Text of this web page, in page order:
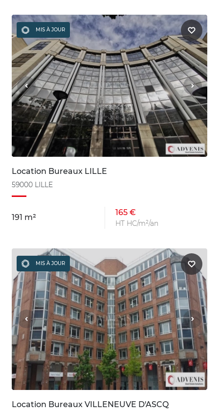
MIS À JOUR
Location Bureaux LILLE
59000 LILLE
191 m²
165 €
HT HC/m²/an
MIS À JOUR
Location Bureaux VILLENEUVE D'ASCQ